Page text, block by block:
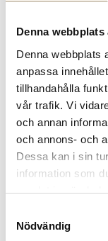
Denna
Denna webbplats
anpassa
tillhandahålla
vår trafik. Vi
och annan
och annons- och
Dessa kan i sin
information som
samlat in när du
Nödvändig
Fornasetti
TAPET - FRUTTA E
4.550 kr